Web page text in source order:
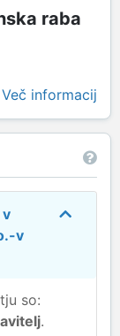
Več informacij
v
v
so:
.